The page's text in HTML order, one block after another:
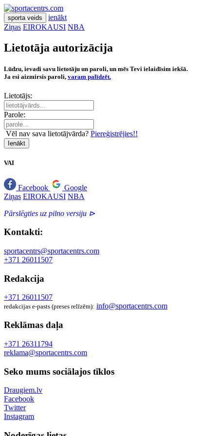
sporta veids
ienākt
Ziņas EIROKAUSI NBA
Lietotāja autorizācija
Lūdzu, ievadi savu lietotāju un paroli, un mēs Tevi ielaidīsim iekšā.
Ja esi aizmirsis paroli, varam palīdzēt.
Lietotājs:
Parole:
Vēl nav sava lietotājvārda? Piereģistrējies!!
Ienākt
VAI
Facebook
Google
Ziņas EIROKAUSI NBA
Pārslēgties uz pilno versiju ⊳
Kontakti:
sportacentrs@sportacentrs.com
+371 26011507
Redakcija
+371 26011507
redakcijas e-pasts (preses relīzēm): info@sportacentrs.com
Reklāmas daļa
+371 26311794
reklama@sportacentrs.com
Seko mums sociālajos tīklos
Draugiem.lv
Facebook
Twitter
Instagram